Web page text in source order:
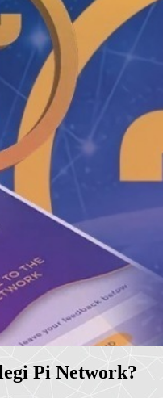
Pi Network?